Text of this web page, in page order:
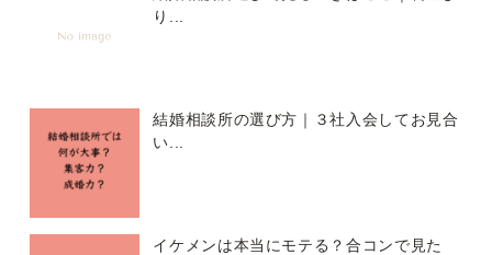
り...
結婚相談所の選び方｜３社入会してお見合
い...
イケメンは本当にモテる？合コンで見た